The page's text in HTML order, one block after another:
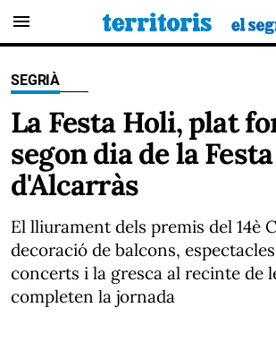
menu
SEGRIÀ
La Festa Holi, plat
segon dia de la
d'Alcarràs
El lliurament dels premis del 14è
decoració de balcons,
concerts i la gresca al recinte de
completen la jornada